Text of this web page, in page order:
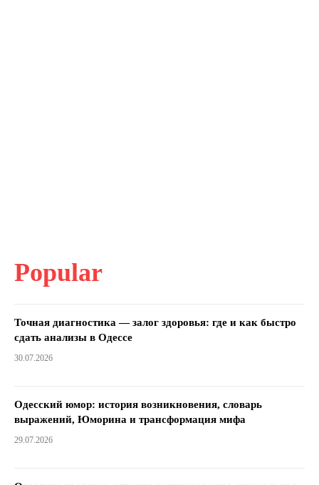
Popular
Точная диагностика — залог здоровья: где и как быстро
сдать анализы в Одессе
30.07.2026
Одесский юмор: история возникновения, словарь
выражений, Юморина и трансформация мифа
29.07.2026